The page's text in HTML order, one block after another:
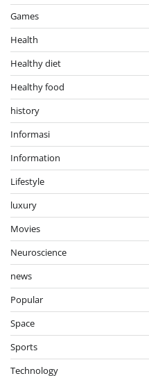
Games
Health
Healthy diet
Healthy food
history
Informasi
Information
Lifestyle
luxury
Movies
Neuroscience
news
Popular
Space
Sports
Technology